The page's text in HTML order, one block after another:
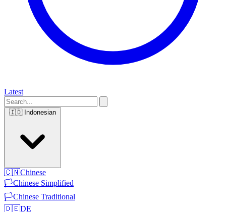
Latest
🇮🇩 Indonesian
🇨🇳Chinese
🏳️Chinese Simplified
🏳️Chinese Traditional
🇩🇪DE